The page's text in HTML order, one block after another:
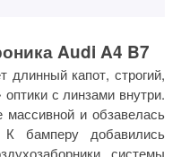
Audi A4 B7
капот, строгий,
оптики с линзами внутри.
массивной и обзавелась
К бамперу добавились
системы